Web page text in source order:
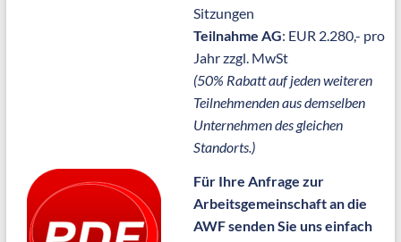
Sitzungen
Teilnahme AG: EUR 2.280,- pro
Jahr zzgl. MwSt
(50% Rabatt auf jeden weiteren
Teilnehmenden aus demselben
Unternehmen des gleichen
Standorts.)
Für Ihre Anfrage zur
Arbeitsgemeinschaft an die
AWF senden Sie uns einfach